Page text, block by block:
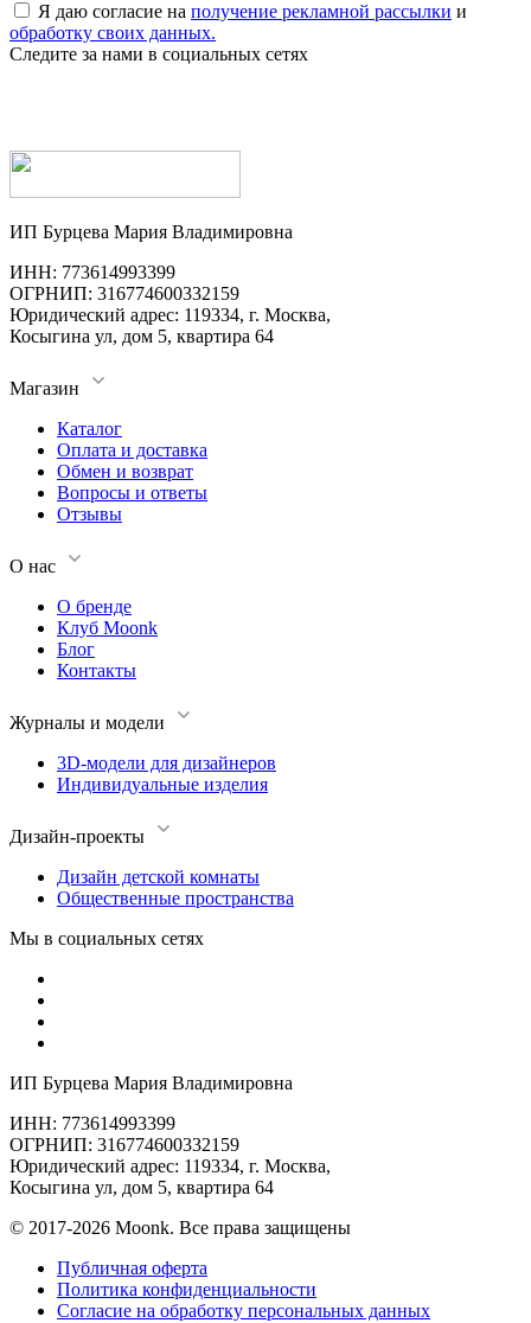
Я даю согласие на получение рекламной рассылки и
обработку своих данных.
Следите за нами в социальных сетях
ИП Бурцева Мария Владимировна
ИНН: 773614993399
ОГРНИП: 316774600332159
Юридический адрес: 119334, г. Москва,
Косыгина ул, дом 5, квартира 64
Магазин
Каталог
Оплата и доставка
Обмен и возврат
Вопросы и ответы
Отзывы
О нас
О бренде
Клуб Moonk
Блог
Контакты
Журналы и модели
3D-модели для дизайнеров
Индивидуальные изделия
Дизайн-проекты
Дизайн детской комнаты
Общественные пространства
Мы в социальных сетях
ИП Бурцева Мария Владимировна
ИНН: 773614993399
ОГРНИП: 316774600332159
Юридический адрес: 119334, г. Москва,
Косыгина ул, дом 5, квартира 64
© 2017-2026 Moonk. Все права защищены
Публичная оферта
Политика конфиденциальности
Согласие на обработку персональных данных